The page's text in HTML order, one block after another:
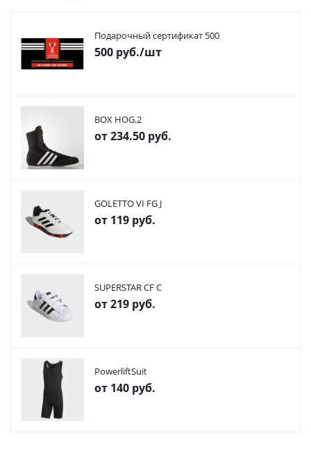
Подарочный сертификат 500
500 руб./шт
BOX HOG.2
от234.50 руб.
GOLETTO VI FG J
от 119 руб.
SUPERSTAR CF C
от219 руб.
PowerliftSuit
от 140 руб.